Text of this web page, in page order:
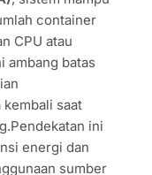
container
CPU atau
ambang batas
saat
ini
energi dan
sumber